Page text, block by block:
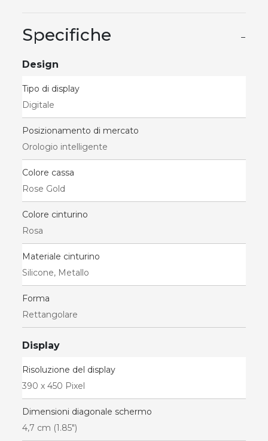
Specifiche −
Design
Tipo di display
Digitale
Posizionamento di mercato
Orologio intelligente
Colore cassa
Rose Gold
Colore cinturino
Rosa
Materiale cinturino
Silicone, Metallo
Forma
Rettangolare
Display
Risoluzione del display
390 x 450 Pixel
Dimensioni diagonale schermo
4,7 cm (1.85")